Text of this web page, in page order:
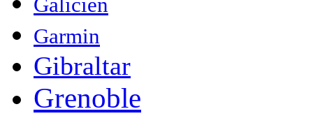
Garmin
Gibraltar
Grenoble